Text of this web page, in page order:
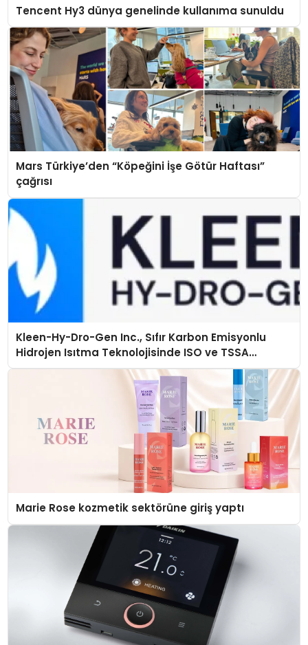
Tencent Hy3 dünya genelinde kullanıma sunuldu
Mars Türkiye’den “Köpeğini İşe Götür Haftası”
çağrısı
Kleen-Hy-Dro-Gen Inc., Sıfır Karbon Emisyonlu
Hidrojen Isıtma Teknolojisinde ISO ve TSSA
Düzenleyici Onaylarını Aldı
Marie Rose kozmetik sektörüne giriş yaptı